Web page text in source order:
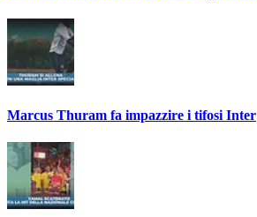
Marcus Thuram fa impazzire i tifosi Inter